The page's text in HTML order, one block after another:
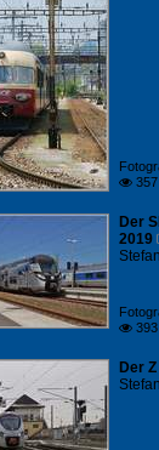
 357
Der
2019
 393
Der